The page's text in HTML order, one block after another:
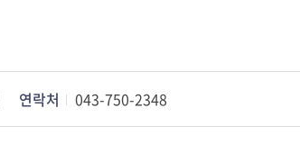
연락처 043-750-2348